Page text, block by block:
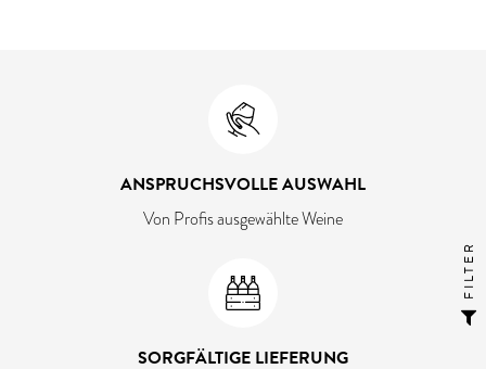
ANSPRUCHSVOLLE AUSWAHL
Von Profis ausgewählte Weine
SORGFÄLTIGE LIEFERUNG
FILTER